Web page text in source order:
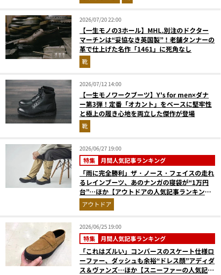
2026/07/20 22:00
【一生モノの3ホール】MHL.別注のドクター
マーチンは“妥協なき英国製”！老舗タンナーの
革で仕上げた名作「1461」に死角なし
靴
2026/07/12 14:00
【一生モノワークブーツ】Y's for men×ダナ
ー第3弾！定番「オカント」をベースに堅牢性
と極上の履き心地を両立した傑作が登場
靴
2026/06/27 19:00
特集 月間人気記事ランキング
「雨に完全勝利」ザ・ノース・フェイスの走れ
るレインブーツ、あのナンガの寝袋が“1万円
台”…ほか【アウトドアの人気記事ランキング
ベスト3】（2026年5月版）
アウトドア
2026/06/25 19:00
特集 月間人気記事ランキング
「これはズルい」コンバースのスケート仕様ロ
ーファー、ダッシュも余裕“ドレス顔”アディダ
ス＆ヴァンズ…ほか【スニーファーの人気記事